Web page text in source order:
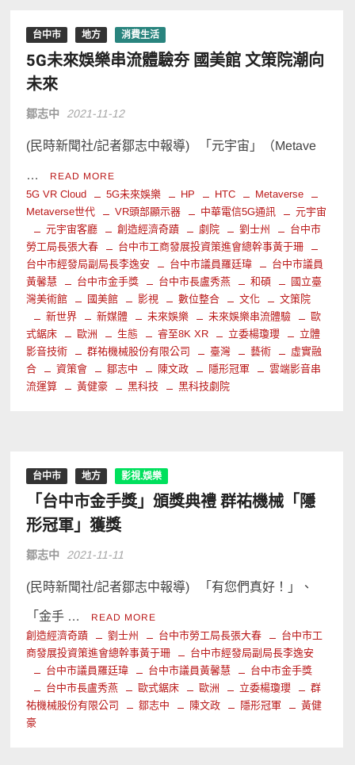
台中市 地方 消費生活
5G未來娛樂串流體驗夯 國美館 文策院潮向
未來
鄒志中 2021-11-12
(民時新聞社/記者鄒志中報導) 「元宇宙」（Metave
… READ MORE
5G VR Cloud 5G未來娛樂 HP HTC
Metaverse
Metaverse世代
VR頭部顯示器 中華電信5G通訊
元宇宙
元宇宙客廳
創造經濟奇蹟 劇院 劉士州
台中市
勞工局長張大春
台中市工商發展投資策進會總幹事黃于珊
台中市經發局副局長李逸安
台中市議員羅廷瑋
台中市議員
黃馨慧
台中市金手獎 台中市長盧秀燕 和碩
國立臺
灣美術館
國美館 影視 數位整合 文化
文策院
新世界
新媒體 未來娛樂 未來娛樂串流體驗
歐
式鋸床
歐洲 生態 睿至8K XR 立委楊瓊瓔
立體
影音技術
群祐機械股份有限公司 臺灣 藝術
虛實融
合
資策會 鄒志中 陳文政 隱形冠軍
雲端影音串
流運算
黃健豪 黑科技 黑科技劇院
台中市 地方 影視.娛樂
「台中市金手獎」頒獎典禮 群祐機械「隱
形冠軍」獲獎
鄒志中 2021-11-11
(民時新聞社/記者鄒志中報導) 「有您們真好！」、
「金手 … READ MORE
創造經濟奇蹟 劉士州 台中市勞工局長張大春
台中市工
商發展投資策進會總幹事黃于珊
台中市經發局副局長李逸安
台中市議員羅廷瑋
台中市議員黃馨慧
台中市金手獎
台中市長盧秀燕
歐式鋸床 歐洲 立委楊瓊瓔
群
祐機械股份有限公司
鄒志中 陳文政 隱形冠軍
黃健
豪